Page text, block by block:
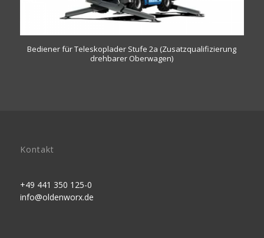
Bediener für Teleskoplader Stufe 2a (Zusatzqualifizierung
drehbarer Oberwagen)
Kontakt
+49 441 350 125-0
info@oldenworx.de